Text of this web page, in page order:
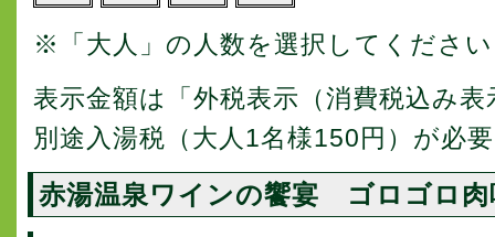
※「大人」の人数を選択してくださ
表示金額は「外税表示（消費税込み
別途入湯税（大人1名様150円）が必
赤湯温泉ワインの饗宴 ゴロゴロ